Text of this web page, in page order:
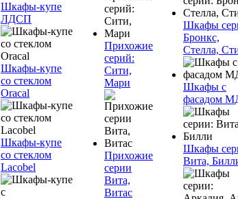
Шкафы-купе
ЛДСП
Шкафы-купе
со стеклом
Oracal
Шкафы-купе
со стеклом
Lacobel
Прихожие
серий:
Сити,
Мари
Прихожие
серии
Вита,
Витас
Шкафы
Бронкс,
Стелла,
Шкафы с
фасадом
Шкафы
Вита,